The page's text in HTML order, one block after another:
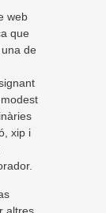
web
que
de
xip i